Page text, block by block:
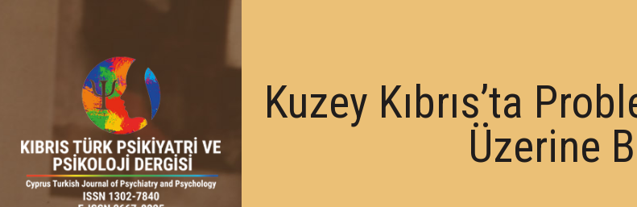
Kuzey Kıbrıs’ta
Üzerine